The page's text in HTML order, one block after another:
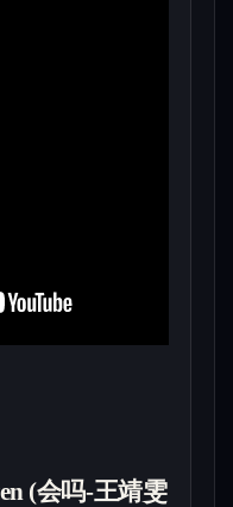
(会吗-王靖雯